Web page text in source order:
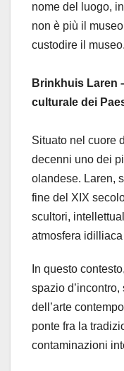
nome del luogo,
non è più il
custodire il museo.
Brinkhuis Laren
culturale dei
Situato nel cuore
decenni uno dei
olandese. Laren,
fine del XIX
scultori,
atmosfera
In questo
spazio
dell’arte
ponte fra la
contaminazioni